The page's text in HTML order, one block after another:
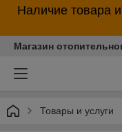
Наличие товара
Магазин
Товары и услуги